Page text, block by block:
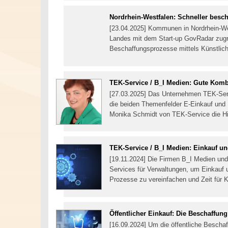
Nordrhein-Westfalen: Schneller
[23.04.2025] Kommunen in Nordrhein-
Landes mit dem Start-up GovRadar
Beschaffungsprozesse mittels
TEK-Service / B_I Medien: Gute
[27.03.2025] Das Unternehmen TEK-
die beiden Themenfelder E-Einkauf
Monika Schmidt von TEK-Service die
TEK-Service / B_I Medien: Einkauf
[19.11.2024] Die Firmen B_I Medien
Services für Verwaltungen, um Einkauf
Prozesse zu vereinfachen und Zeit für
Öffentlicher Einkauf: Die
[16.09.2024] Um die öffentliche